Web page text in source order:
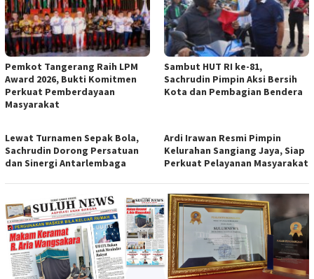
Pemkot Tangerang Raih LPM
Award 2026, Bukti Komitmen
Perkuat Pemberdayaan
Masyarakat
Sambut HUT RI ke-81,
Sachrudin Pimpin Aksi Bersih
Kota dan Pembagian Bendera
Lewat Turnamen Sepak Bola,
Sachrudin Dorong Persatuan
dan Sinergi Antarlembaga
Ardi Irawan Resmi Pimpin
Kelurahan Sangiang Jaya, Siap
Perkuat Pelayanan Masyarakat